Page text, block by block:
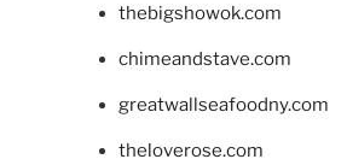
thebigshowok.com
chimeandstave.com
greatwallseafoodny.com
theloverose.com